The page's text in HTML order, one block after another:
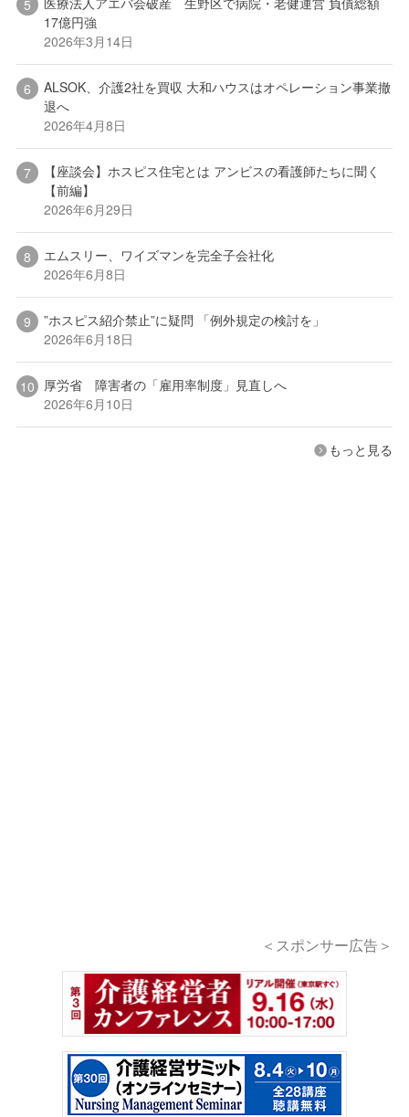
17億円強
2026年3月14日
ALSOK、介護2社を買収 大和ハウスはオペレーション事業撤
退へ
2026年4月8日
【座談会】ホスピス住宅とは アンビスの看護師たちに聞く
【前編】
2026年6月29日
エムスリー、ワイズマンを完全子会社化
2026年6月8日
”ホスピス紹介禁止”に疑問 「例外規定の検討を」
2026年6月18日
厚労省 障害者の「雇用率制度」見直しへ
2026年6月10日
もっと見る
＜スポンサー広告＞